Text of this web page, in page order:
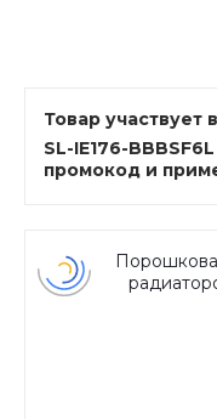
Товар участвует
SL-IE176-
промокод и